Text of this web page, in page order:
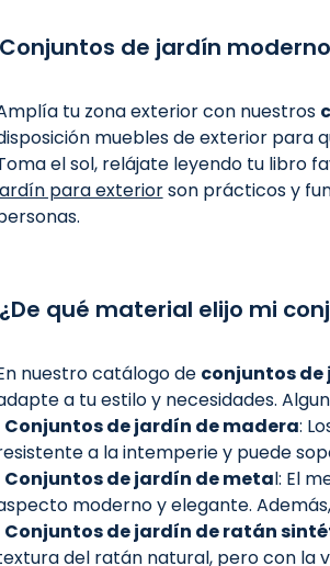
de jardín
tu zona exterior con nuestros
muebles de exterior para
el sol, relájate leyendo tu libro
para exteriorson prácticos y
qué material elijo mi
nuestro catálogo de conjuntos
a tu estilo y necesidades.
Conjuntos de jardín de madera:
a la intemperie y puede
Conjuntos de jardín de metal: El
moderno y elegante.
Conjuntos de jardín de ratán
del ratán natural, pero con la